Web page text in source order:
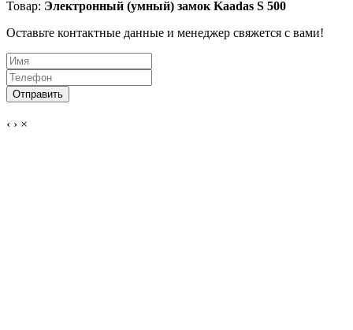
Товар: Электронный (умный) замок Kaadas S 500
Оставьте контактные данные и менеджер свяжется с вами!
‹ › ×